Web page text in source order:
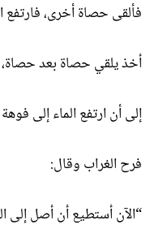
فألقى حصاة أخرى، فارتفع
أخذ يلقي حصاة بعد حصاة،
إلى أن ارتفع الماء إلى
فرح الغراب وقال:
“الآن أستطيع أن أصل إلى